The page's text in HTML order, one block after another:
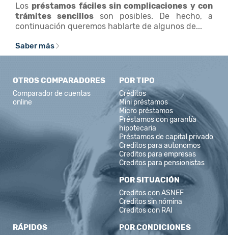
Los préstamos fáciles sin complicaciones y con
trámites sencillos son posibles. De hecho, a
continuación queremos hablarte de algunos de...
Saber más
OTROS COMPARADORES
Comparador de cuentas
online
POR TIPO
Créditos
Mini préstamos
Micro préstamos
Préstamos con garantía
hipotecaria
Préstamos de capital privado
Creditos para autonomos
Creditos para empresas
Creditos para pensionistas
POR SITUACIÓN
Creditos con ASNEF
Creditos sin nómina
Creditos con RAI
RÁPIDOS POR CONDICIONES